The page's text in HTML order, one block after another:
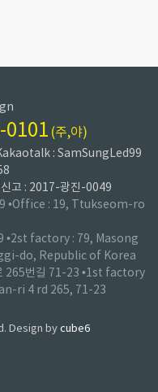
0101 (주,야)
: SamSungLed99
고 : 2017-광진-0049
•Office : 19, Ttukseom-ro
•2st factory : 79, Masong
do, Republic of Korea
265번길 71-23 •1st factory
ri 4 rd 265, 71-23
Design by cube6